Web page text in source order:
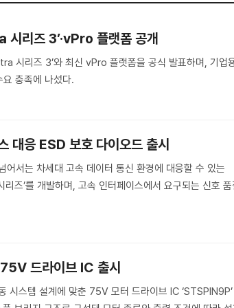
리즈 3’·vPro 플랫폼 공개
시리즈 3’와 최신 vPro 플랫폼을 공식 발표하며, 기업
충족에 나섰다.
대응 ESD 보호 다이오드 출시
서는 차세대 고속 데이터 통신 환경에 대응할 수 있는
즈’를 개발하며, 고속 인터페이스에서 요구되는 신호
드라이브 IC 출시
시스템 설계에 맞춘 75V 모터 드라이브 IC ‘STSPIN9P’